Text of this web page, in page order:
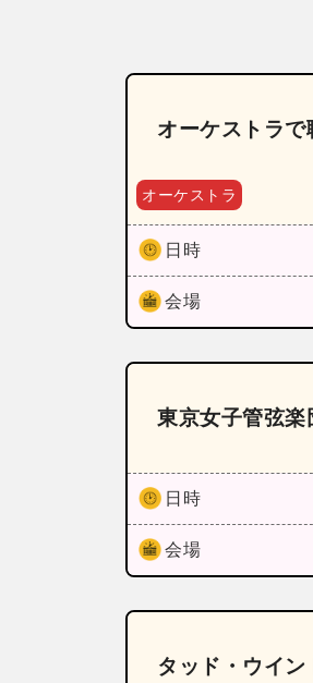
オーケストラ
オーケストラ
日時
会場
東京女子管弦
日時
会場
タッド・ウイ